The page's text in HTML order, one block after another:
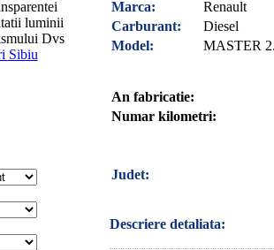
luminii
Dvs
Sibiu
Marca:
Renault
Carburant:
Diesel
Model:
MASTER
An fabricatie:
Numar kilometri:
Judet:
Descriere detaliata: